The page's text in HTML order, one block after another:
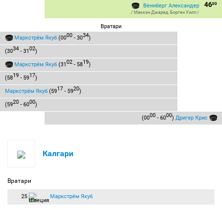
4600
Веннберг Александер
/ Маккэн Джаред, Борген Уилл /
Вратари
Маркстрём Якуб (0000 - 3034)
(3034 - 3102)
Маркстрём Якуб (3102 - 5819)
(5819 - 5917)
Маркстрём Якуб (5917 - 5920)
(5920 - 6000)
(0000 - 6000) Дригер Крис
Калгари
Вратари
25 Маркстрём Якуб